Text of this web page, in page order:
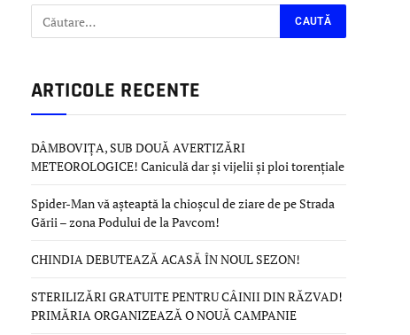
ARTICOLE RECENTE
DÂMBOVIȚA, SUB DOUĂ AVERTIZĂRI
METEOROLOGICE! Caniculă dar și vijelii și ploi torențiale
Spider-Man vă așteaptă la chioșcul de ziare de pe Strada
Gării – zona Podului de la Pavcom!
CHINDIA DEBUTEAZĂ ACASĂ ÎN NOUL SEZON!
STERILIZĂRI GRATUITE PENTRU CÂINII DIN RĂZVAD!
PRIMĂRIA ORGANIZEAZĂ O NOUĂ CAMPANIE